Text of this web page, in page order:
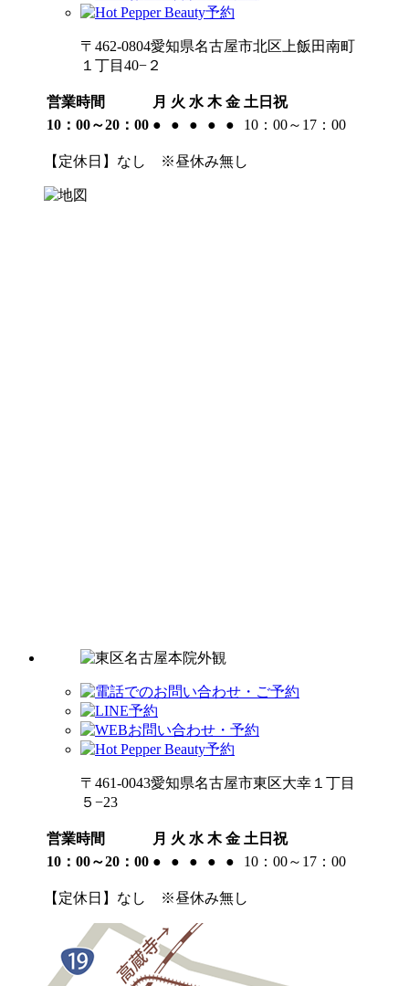
〒462-0804愛知県名古屋市北区上飯田南町
１丁目40−２
営業時間 月 火 水 木 金 土日祝
10：00～20：00 ● ● ● ● ● 10：00～17：00
【定休日】なし ※昼休み無し
〒461-0043愛知県名古屋市東区大幸１丁目
５−23
営業時間 月 火 水 木 金 土日祝
10：00～20：00 ● ● ● ● ● 10：00～17：00
【定休日】なし ※昼休み無し